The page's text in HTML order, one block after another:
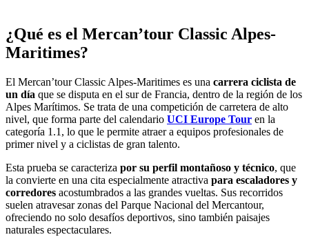
¿Qué es el Mercan’tour Classic Alpes-
Maritimes?
El Mercan’tour Classic Alpes-Maritimes es una carrera ciclista de
un día que se disputa en el sur de Francia, dentro de la región de los
Alpes Marítimos. Se trata de una competición de carretera de alto
nivel, que forma parte del calendario UCI Europe Tour en la
categoría 1.1, lo que le permite atraer a equipos profesionales de
primer nivel y a ciclistas de gran talento.
Esta prueba se caracteriza por su perfil montañoso y técnico, que
la convierte en una cita especialmente atractiva para escaladores y
corredores acostumbrados a las grandes vueltas. Sus recorridos
suelen atravesar zonas del Parque Nacional del Mercantour,
ofreciendo no solo desafíos deportivos, sino también paisajes
naturales espectaculares.